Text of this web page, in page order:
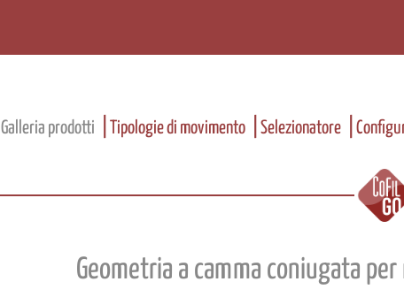
Galleria prodotti Tipologie di movimento Selezionatore
Geometria a camma coniugata